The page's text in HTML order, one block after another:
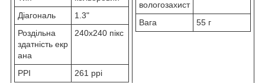
Діагональ
1.3"
Роздільна
здатність екр
ана
240x240 пікс
PPI 261 ppi
вологозахист
Вага 55 г